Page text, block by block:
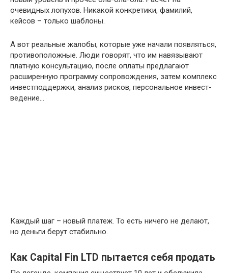
очевидных лопухов. Никакой конкретики, фамилий,
кейсов – только шаблоны.
А вот реальные жалобы, которые уже начали появляться,
противоположные. Люди говорят, что им навязывают
платную консультацию, после оплаты предлагают
расширенную программу сопровождения, затем комплекс
инвестподдержки, анализ рисков, персональное инвест-
ведение…
Каждый шаг – новый платеж. То есть ничего не делают,
но деньги берут стабильно.
Как Capital Fin LTD пытается себя продать